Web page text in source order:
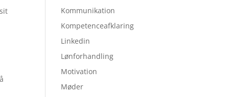
Kommunikation
Kompetenceafklaring
Linkedin
Lønforhandling
Motivation
Møder